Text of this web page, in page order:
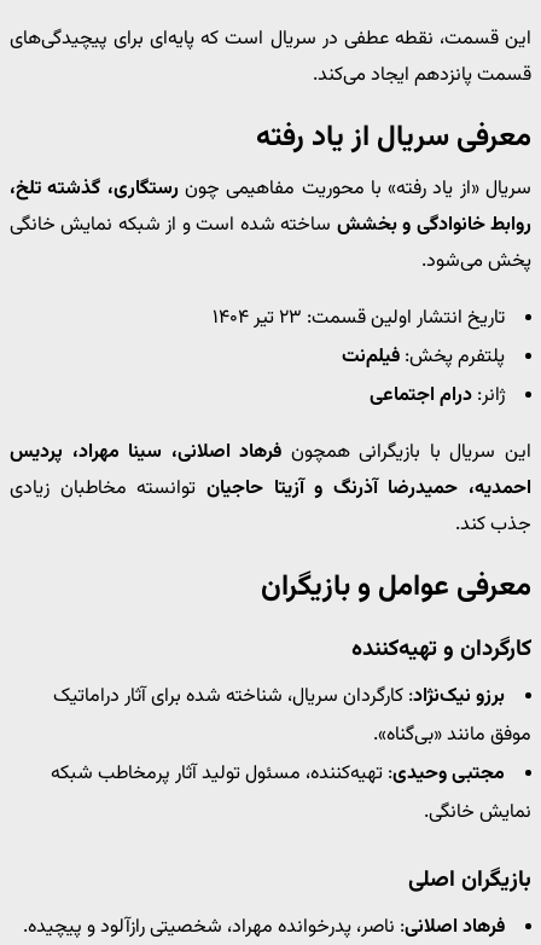
این قسمت، نقطه عطفی در سریال است که پایه‌ای برای پیچیدگی‌های
قسمت پانزدهم ایجاد می‌کند.
معرفی سریال از یاد رفته
سریال «از یاد رفته» با محوریت مفاهیمی چونرستگاری، گذشته تلخ،
روابط خانوادگی و بخشش ساخته شده است و از شبکه نمایش خانگی
پخش می‌شود.
تاریخ انتشار اولین قسمت: ۲۳ تیر ۱۴۰۴
پلتفرم پخش: فیلم‌نت
ژانر: درام اجتماعی
این سریال با بازیگرانی همچون فرهاد اصلانی، سینا مهراد، پردیس
احمدیه، حمیدرضا آذرنگ و آزیتا حاجیان توانسته مخاطبان زیادی
جذب کند.
معرفی عوامل و بازیگران
کارگردان و تهیه‌کننده
برزو نیک‌نژاد: کارگردان سریال، شناخته شده برای آثار دراماتیک
موفق مانند «بی‌گناه».
مجتبی وحیدی: تهیه‌کننده، مسئول تولید آثار پرمخاطب شبکه
نمایش خانگی.
بازیگران اصلی
فرهاد اصلانی: ناصر، پدرخوانده مهراد، شخصیتی رازآلود و پیچیده.